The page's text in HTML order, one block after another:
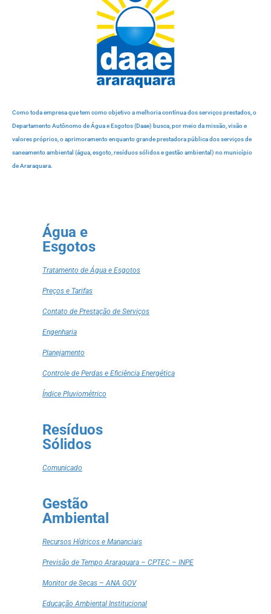
Como toda empresa que tem como objetivo a melhoria contínua dos serviços prestados, o
Departamento Autônomo de Água e Esgotos (Daae) busca, por meio da missão, visão e
valores próprios, o aprimoramento enquanto grande prestadora pública dos serviços de
saneamento ambiental (água, esgoto, resíduos sólidos e gestão ambiental) no município
de Araraquara.
Água e
Esgotos
Tratamento de Água e Esgotos
Preços e Tarifas
Contato de Prestação de Serviços
Engenharia
Planejamento
Controle de Perdas e Eficiência Energética
Índice Pluviométrico
Resíduos
Sólidos
Comunicado
Gestão
Ambiental
Recursos Hídricos e Mananciais
Previsão de Tempo Araraquara – CPTEC – INPE
Monitor de Secas – ANA GOV
Educação Ambiental Institucional